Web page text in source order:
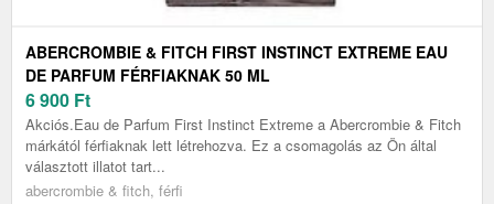
ABERCROMBIE & FITCH FIRST INSTINCT EXTREME EAU
DE PARFUM FÉRFIAKNAK 50 ML
6 900 Ft
Akciós.Eau de Parfum First Instinct Extreme a Abercrombie & Fitch
márkától férfiaknak lett létrehozva. Ez a csomagolás az Ön által
választott illatot tart...
abercrombie & fitch, férfi